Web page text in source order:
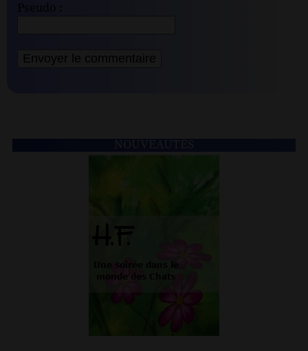
Pseudo :